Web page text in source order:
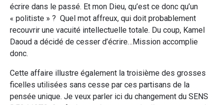
écrire dans le passé. Et mon Dieu, qu’est ce donc qu’un
« politiste » ? Quel mot affreux, qui doit probablement
recouvrir une vacuité intellectuelle totale. Du coup, Kamel
Daoud a décidé de cesser d’écrire…Mission accomplie
donc.
Cette affaire illustre également la troisième des grosses
ficelles utilisées sans cesse par ces partisans de la
pensée unique. Je veux parler ici du changement du SENS